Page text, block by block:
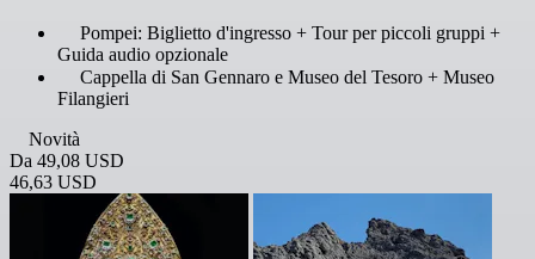
Pompei: Biglietto d'ingresso + Tour per piccoli gruppi +
Guida audio opzionale
Cappella di San Gennaro e Museo del Tesoro + Museo
Filangieri
Novità
Da 49,08 USD
46,63 USD